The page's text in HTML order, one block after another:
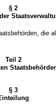
§ 2
die
Teil 2
§ 3